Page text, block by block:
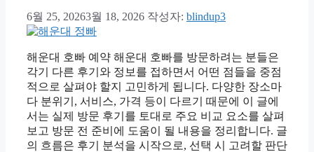
6월 25, 20263월 18, 2026 작성자: blindup3
해운대 호빠 예약 해운대 호빠를 방문하려는 분들은
각기 다른 후기와 정보를 접하면서 어떤 점들을 중점
적으로 살펴야 할지 고민하게 됩니다. 다양한 장소마
다 분위기, 서비스, 가격 등이 다르기 때문에 이 글에
서는 실제 방문 후기를 토대로 주요 비교 요소를 살펴
보고 방문 전 준비에 도움이 될 내용을 정리합니다. 글
의 흐름은 후기 분석을 시작으로, 선택 시 고려할 판단